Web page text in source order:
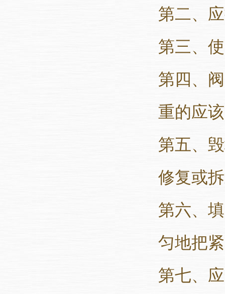
第二、
第三、
第四、
重的应
第五、
修复或
第六、
匀地把
第七、